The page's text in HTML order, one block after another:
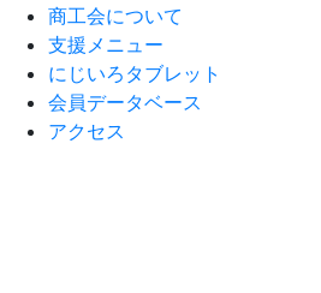
商工会について
支援メニュー
にじいろタブレット
会員データベース
アクセス